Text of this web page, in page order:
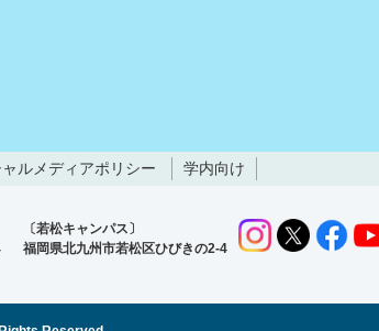
ャルメディアポリシー 学内向け
〔若松キャンパス〕
福岡県北九州市若松区ひびきの2-4